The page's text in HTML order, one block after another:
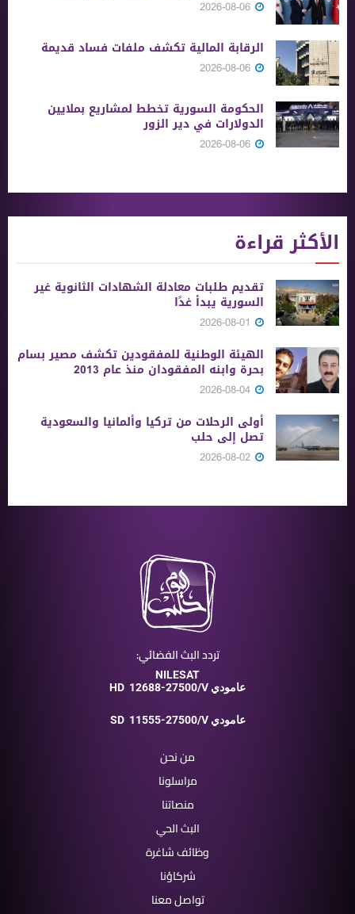
الرقابة المالية تكشف ملفات فساد قديمة
الحكومة السورية تخطط لمشاريع بملايين
الدولارات في دير الزور
الأكثر قراءة
تقديم طلبات معادلة الشهادات الثانوية ‏غير
السورية يبدأ غدًا
الهيئة الوطنية للمفقودين تكشف مصير بسام
بحرة وابنه المفقودان منذ عام 2013
أولى الرحلات من ‏تركيا وألمانيا والسعودية
تصل إلى حلب
تردد البث الفضائي:
NILESAT
HD
12688-27500/V عامودي
SD 11555-27500/V عامودي
من نحن
مراسلونا
منصاتنا
البث الحي
وظائف شاغرة
شركاؤنا
تواصل معنا